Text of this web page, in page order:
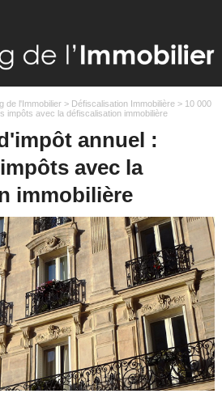
de l'Immobilier> Défiscalisation Immobilière> 10 000
impôts avec la défiscalisation immobilière
annuel :
avec la
immobilière